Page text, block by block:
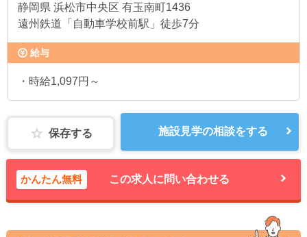
静岡県 浜松市中央区 有玉南町1436
遠州鉄道「自動車学校前駅」徒歩7分
給与
・時給1,097円～
保存する 施設見学の相談をする
かんたん無料 この求人に問い合わせる